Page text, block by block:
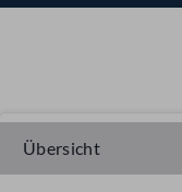
Übersicht